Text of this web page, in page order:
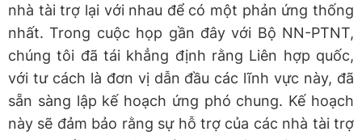
nhà tài trợ lại với nhau để có một phản ứng thống
nhất. Trong cuộc họp gần đây với Bộ NN-PTNT,
chúng tôi đã tái khẳng định rằng Liên hợp quốc,
với tư cách là đơn vị dẫn đầu các lĩnh vực này, đã
sẵn sàng lập kế hoạch ứng phó chung. Kế hoạch
này sẽ đảm bảo rằng sự hỗ trợ của các nhà tài trợ